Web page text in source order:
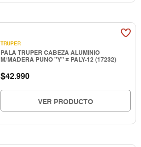
TRUPER
PALA TRUPER CABEZA ALUMINIO
M/MADERA PUNO "Y" # PALY-12 (17232)
$42.990
VER PRODUCTO